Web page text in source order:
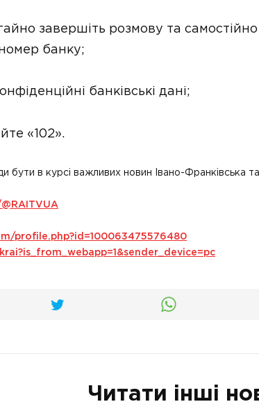
завершіть розмову та самостійно
банку;
банківські дані;
«102».
бути в курсі важливих новин Івано-Франківська та
profile.php?id=100063475576480
Читати інші